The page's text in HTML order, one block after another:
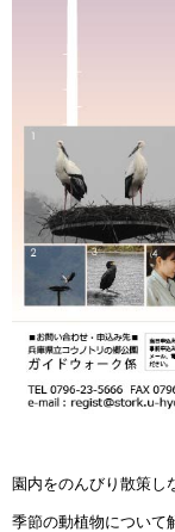
園内をのんびり散策し
季節の動植物について